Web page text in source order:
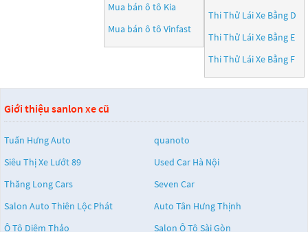
Mua bán ô tô Kia
Mua bán ô tô Vinfast
Thi Thử Lái Xe Bằng D
Thi Thử Lái Xe Bằng E
Thi Thử Lái Xe Bằng F
Giới thiệu sanlon xe cũ
Tuấn Hưng Auto
quanoto
Siêu Thị Xe Lướt 89
Used Car Hà Nội
Thăng Long Cars
Seven Car
Salon Auto Thiên Lộc Phát
Auto Tân Hưng Thịnh
Ô Tô Diệm Thảo
Salon Ô Tô Sài Gòn